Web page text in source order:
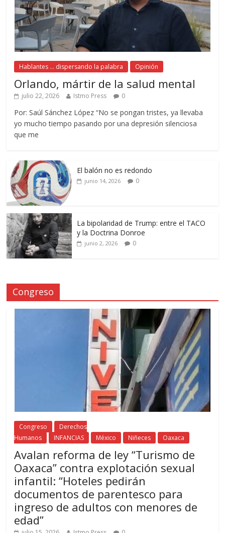
Hablantes ... dispersando la palabra Opinión
Orlando, mártir de la salud mental
julio 22, 2026 Istmo Press 0
Por: Saúl Sánchez López “No se pongan tristes, ya llevaba
yo mucho tiempo pasando por una depresión silenciosa
que me
El balón no es redondo
junio 14, 2026 0
La bipolaridad de Trump: entre el TACO
y la Doctrina Donroe
junio 2, 2026 0
Congreso
Congreso
Derechos
Humanos
INFANCIAS México Niñeces Oaxaca
Avalan reforma de ley “Turismo de
Oaxaca” contra explotación sexual
infantil: “Hoteles pedirán
documentos de parentesco para
ingreso de adultos con menores de
edad”